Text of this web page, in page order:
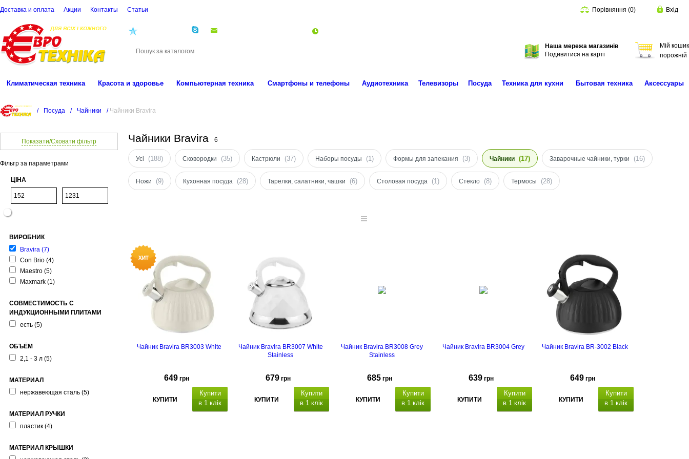
Доставка и оплата Акции Контакты Cтатьи Порівняння (0) Вхід
Наша мережа магазинів
Подивитися на карті
Мій кошик
порожній
Климатическая техника Красота и здоровье Компьютерная техника Смартфоны и телефоны Аудиотехника Телевизоры Посуда Техника для кухни Бытовая техника Аксессуары
/ Посуда / Чайники / Чайники Bravira
Показати/Сховати фільтр
Фільтр за параметрами
ЦІНА
ВИРОБНИК
Bravira (7)
Con Brio (4)
Maestro (5)
Maxmark (1)
СОВМЕСТИМОСТЬ С
ИНДУКЦИОННЫМИ ПЛИТАМИ
есть (5)
ОБЪЁМ
2,1 - 3 л (5)
МАТЕРИАЛ
нержавеющая сталь (5)
МАТЕРИАЛ РУЧКИ
пластик (4)
МАТЕРИАЛ КРЫШКИ
Чайники Bravira 6
Усі (188) Сковородки (35) Кастрюли (37) Наборы посуды (1) Формы для запекания (3) Чайники (17) Заварочные чайники, турки (16)
Ножи (9) Кухонная посуда (28) Тарелки, салатники, чашки (6) Столовая посуда (1) Стекло (8) Термосы (28)
Чайник Bravira BR3003 White
649 грн
КУПИТИ
Купити
в 1 клік
Чайник Bravira BR3007 White
Stainless
679 грн
КУПИТИ
Купити
в 1 клік
Чайник Bravira BR3008 Grey
Stainless
685 грн
КУПИТИ
Купити
в 1 клік
Чайник Bravira BR3004 Grey
639 грн
КУПИТИ
Купити
в 1 клік
Чайник Bravira BR-3002 Black
649 грн
КУПИТИ
Купити
в 1 клік